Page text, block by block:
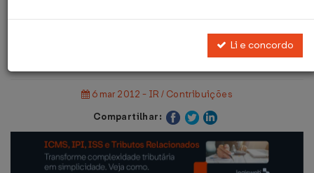
Dacon de janeiro deve ser entregue
até amanhã, dia 07/03
6 mar 2012 - IR / Contribuições
Compartilhar:
Li e concordo